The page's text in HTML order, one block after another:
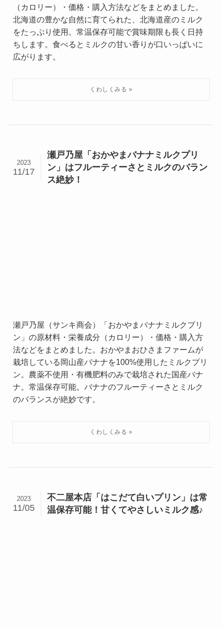
（カロリー）・価格・購入方法などをまとめました。
北海道の豊かな自然に育てられた、北海道産のミルク
をたっぷり使用。常温保存可能で賞味期限も長く日持
ちします。食べるとミルクの甘い香りが口いっぱいに
広がります。
瀬戸乃屋「おかやまバナナミルクプリ
ン」はフルーティーさとミルクのバラン
ス絶妙！
2023
11/17
瀬戸乃屋（サンキ商会）「おかやまバナナミルクプリ
ン」の原材料・栄養成分（カロリー）・価格・購入方
法などをまとめました。おかやまおひさまファームが
栽培している岡山産バナナを100%使用したミルクプリ
ン。農薬不使用・有機肥料のみで栽培された国産バナ
ナ。常温保存可能。バナナのフルーティーさとミルク
のバランスが絶妙です。
不二屋本店「はこだて白いプリン」は常
温保存可能！甘くてやさしいミルク感♪
2023
11/05